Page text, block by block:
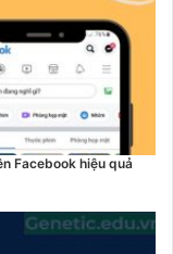
Facebook hiệu quả